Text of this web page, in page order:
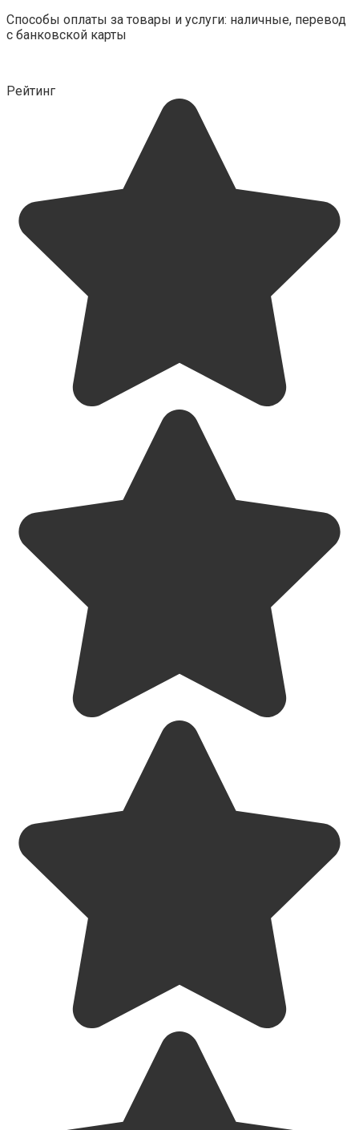
Способы оплаты за товары и услуги: наличные, перевод
с банковской карты
Рейтинг